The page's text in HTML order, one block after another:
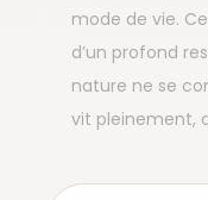
mode de vie.
d’un profond
nature ne se
vit pleinement,